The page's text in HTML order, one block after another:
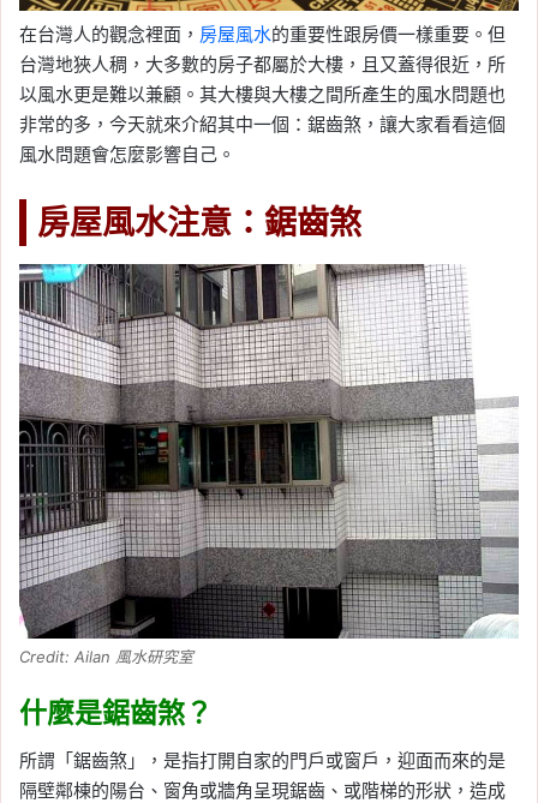
在台灣人的觀念裡面， 房屋風水的重要性跟房價一樣重要。但
台灣地狹人稠，大多數的房子都屬於大樓，且又蓋得很近，所
以風水更是難以兼顧。其大樓與大樓之間所產生的風水問題也
非常的多，今天就來介紹其中一個：鋸齒煞，讓大家看看這個
風水問題會怎麼影響自己。
房屋風水注意：鋸齒煞
Credit: Ailan 風水研究室
什麼是鋸齒煞？
所謂「鋸齒煞」，是指打開自家的門戶或窗戶，迎面而來的是
隔壁鄰棟的陽台、窗角或牆角呈現鋸齒、或階梯的形狀，造成